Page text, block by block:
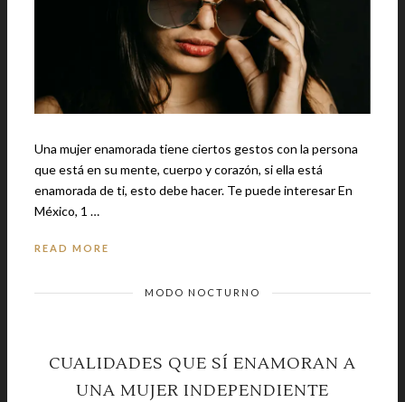
Una mujer enamorada tiene ciertos gestos con la persona
que está en su mente, cuerpo y corazón, si ella está
enamorada de ti, esto debe hacer. Te puede interesar En
México, 1 …
READ MORE
MODO NOCTURNO
CUALIDADES QUE SÍ ENAMORAN A
UNA MUJER INDEPENDIENTE